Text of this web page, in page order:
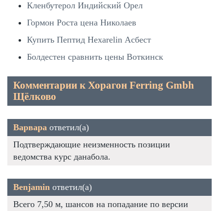
Кленбутерол Индийский Орел
Гормон Роста цена Николаев
Купить Пептид Hexarelin Асбест
Болдестен сравнить цены Воткинск
Комментарии к Хорагон Ferring Gmbh
Щёлково
Варвара ответил(а)
Подтверждающие неизменность позиции
ведомства курс данабола.
Benjamin ответил(а)
Всего 7,50 м, шансов на попадание по версии